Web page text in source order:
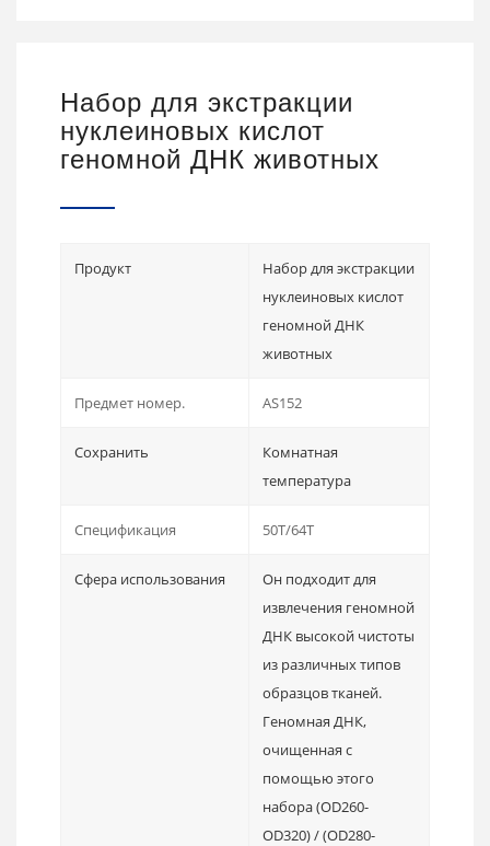
Набор для экстракции
нуклеиновых кислот
геномной ДНК животных
Продукт
Набор для экстракции
нуклеиновых кислот
геномной ДНК
животных
Предмет номер. AS152
Сохранить
Комнатная
температура
Спецификация 50T/64T
Сфера использования
Он подходит для
извлечения геномной
ДНК высокой чистоты
из различных типов
образцов тканей.
Геномная ДНК,
очищенная с
помощью этого
набора (OD260-
OD320) / (OD280-